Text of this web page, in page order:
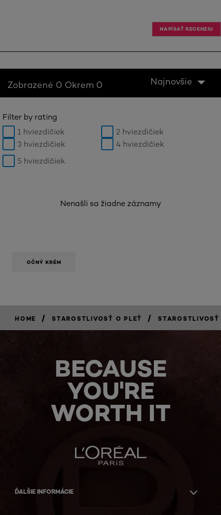
NAPÍSAŤ RECENZIU
Zobrazené 0 Okrem 0 Najnovšie
Filter by rating
1 hviezdičiek
2 hviezdičiek
3 hviezdičiek
4 hviezdičiek
5 hviezdičiek
Nenašli sa žiadne záznamy
OČNÝ KRÉM
HOME / STAROSTLIVOSŤ O PLEŤ /
BECAUSE
YOU'RE
WORTH IT
ĎALŠIE INFORMÁCIE